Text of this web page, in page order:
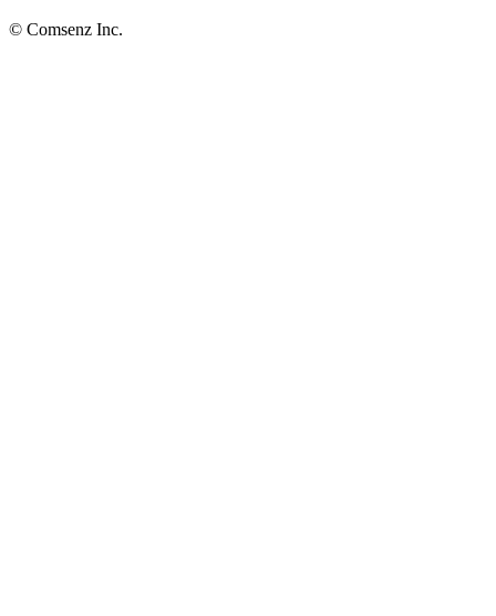
© Comsenz Inc.